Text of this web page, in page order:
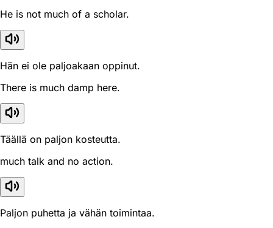
He is not much of a scholar.
Hän ei ole paljoakaan oppinut.
There is much damp here.
Täällä on paljon kosteutta.
much talk and no action.
Paljon puhetta ja vähän toimintaa.